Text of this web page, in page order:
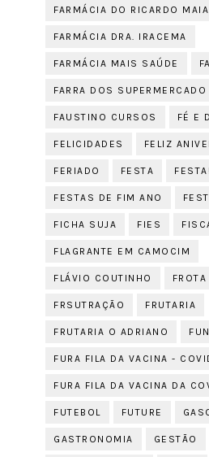
FARMÁCIA DO RICARDO MAIA
FARMÁCIA DRA. IRACEMA
FARMÁCIA MAIS SAÚDE
FARRA DOS SUPERMERCADO
FAUSTINO CURSOS FÉ E
FELICIDADES FELIZ
FERIADO FESTA
FESTAS DE FIM ANO
FICHA SUJA FIES
FLAGRANTE EM CAMOCIM
FLÁVIO COUTINHO
FRSUTRAÇÃO FRUTARIA
FRUTARIA O ADRIANO
FURA FILA DA VACINA -
FURA FILA DA VACINA DA
FUTEBOL FUTURE
GASTRONOMIA GESTÃO